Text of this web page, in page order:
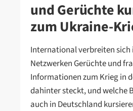
und Gerüchte
zum Ukraine-
International verbreiten sich
Netzwerken Gerüchte und
Informationen zum Krieg in
dahinter steckt, und welche
auch in Deutschland